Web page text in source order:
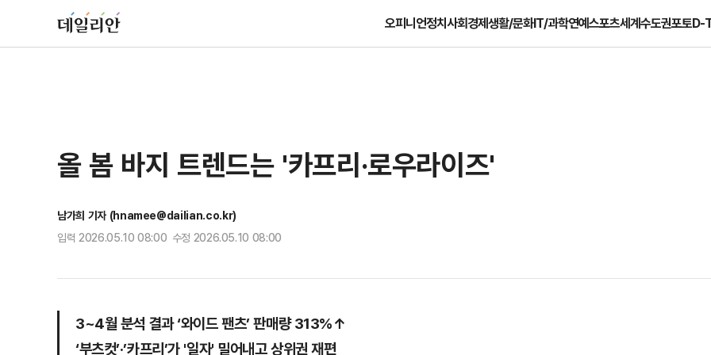
오피니언정치사회경제생활/문화IT/과학연예스포츠세계수도권포토D-
올 봄 바지 트렌드는 '카프리·로우라이즈'
남가희 기자 (hnamee@dailian.co.kr)
입력 2026.05.10 08:00 수정 2026.05.10 08:00
3~4월 분석 결과 ‘와이드 팬츠’ 판매량 313%↑
‘부츠컷’·’카프리’가 '일자' 밀어내고 상위권 재편